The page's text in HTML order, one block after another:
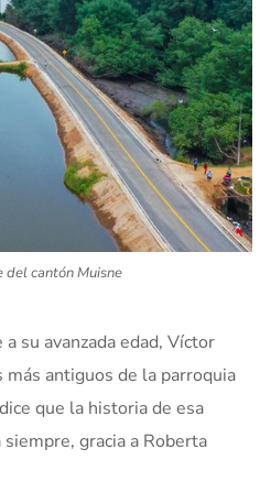
del cantón Muisne
su avanzada edad, Víctor
antiguos de la parroquia
que la historia de esa
gracia a Roberta